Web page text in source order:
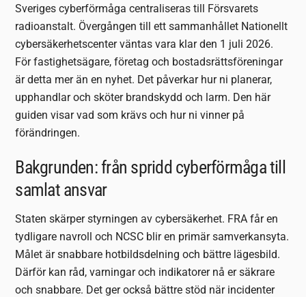
Sveriges cyberförmåga centraliseras till Försvarets
radioanstalt. Övergången till ett sammanhållet Nationellt
cybersäkerhetscenter väntas vara klar den 1 juli 2026.
För fastighetsägare, företag och bostadsrättsföreningar
är detta mer än en nyhet. Det påverkar hur ni planerar,
upphandlar och sköter brandskydd och larm. Den här
guiden visar vad som krävs och hur ni vinner på
förändringen.
Bakgrunden: från spridd cyberförmåga till
samlat ansvar
Staten skärper styrningen av cybersäkerhet. FRA får en
tydligare navroll och NCSC blir en primär samverkansyta.
Målet är snabbare hotbildsdelning och bättre lägesbild.
Därför kan råd, varningar och indikatorer nå er säkrare
och snabbare. Det ger också bättre stöd när incidenter